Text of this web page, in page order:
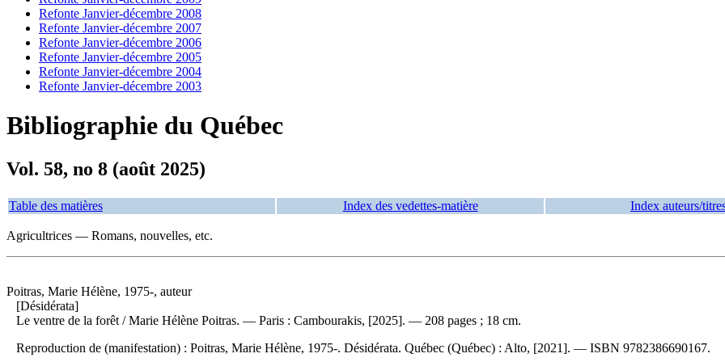
Refonte Janvier-décembre 2008
Refonte Janvier-décembre 2007
Refonte Janvier-décembre 2006
Refonte Janvier-décembre 2005
Refonte Janvier-décembre 2004
Refonte Janvier-décembre 2003
Bibliographie du Québec
Vol. 58, no 8 (août 2025)
Table des matières Index des vedettes-matière Index auteurs/
Agricultrices — Romans, nouvelles, etc.
Poitras, Marie Hélène, 1975-, auteur
[Désidérata]
Le ventre de la forêt / Marie Hélène Poitras. — Paris : Cambourakis, [2025]. — 208 pages ; 18 cm.
Reproduction de (manifestation) : Poitras, Marie Hélène, 1975-. Désidérata. Québec (Québec) : Alto, [2021]. — ISBN 9782386690167.